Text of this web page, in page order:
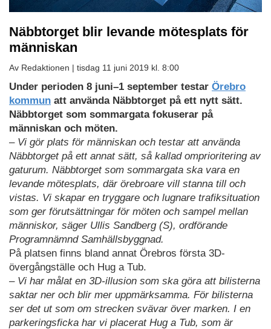
Näbbtorget blir levande mötesplats för
människan
Av Redaktionen | tisdag 11 juni 2019 kl. 8:00
Under perioden 8 juni–1 september testar Örebro
kommun att använda Näbbtorget på ett nytt sätt.
Näbbtorget som sommargata fokuserar på
människan och möten.
– Vi gör plats för människan och testar att använda
Näbbtorget på ett annat sätt, så kallad omprioritering av
gaturum. Näbbtorget som sommargata ska vara en
levande mötesplats, där örebroare vill stanna till och
vistas. Vi skapar en tryggare och lugnare trafiksituation
som ger förutsättningar för möten och sampel mellan
människor, säger Ullis Sandberg (S), ordförande
Programnämnd Samhällsbyggnad.
På platsen finns bland annat Örebros första 3D-
övergångställe och Hug a Tub.
– Vi har målat en 3D-illusion som ska göra att bilisterna
saktar ner och blir mer uppmärksamma. För bilisterna
ser det ut som om strecken svävar över marken. I en
parkeringsficka har vi placerat Hug a Tub, som är